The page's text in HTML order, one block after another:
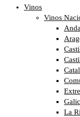
Vinos
Vinos
La